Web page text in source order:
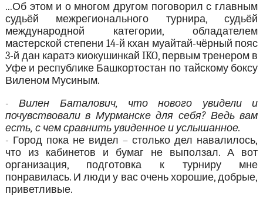
...Об этом и о многом другом поговорил с главным
судьёй межрегионального турнира, судьёй
международной категории, обладателем
мастерской степени 14-й кхан муайтай-чёрный пояс
3-й дан каратэ киокушинкай IKO, первым тренером в
Уфе и республике Башкортостан по тайскому боксу
Виленом Мусиным.
- Вилен Баталович, что нового увидели и
почувствовали в Мурманске для себя? Ведь вам
есть, с чем сравнить увиденное и услышанное.
- Город пока не видел – столько дел навалилось,
что из кабинетов и бумаг не выползал. А вот
организация, подготовка к турниру мне
понравилась. И люди у вас очень хорошие, добрые,
приветливые.